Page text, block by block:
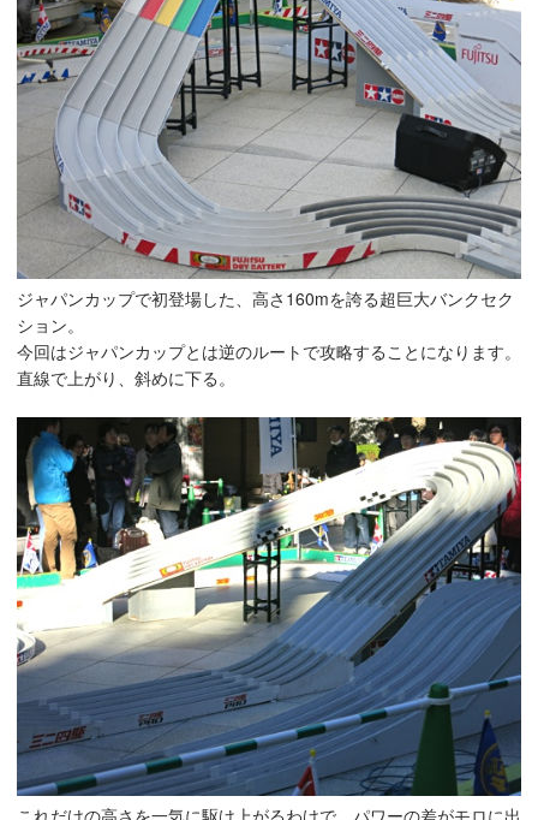
ジャパンカップで初登場した、高さ160mを誇る超巨大バンクセク
ション。
今回はジャパンカップとは逆のルートで攻略することになります。
直線で上がり、斜めに下る。
これだけの高さを一気に駆け上がるわけで、パワーの差がモロに出